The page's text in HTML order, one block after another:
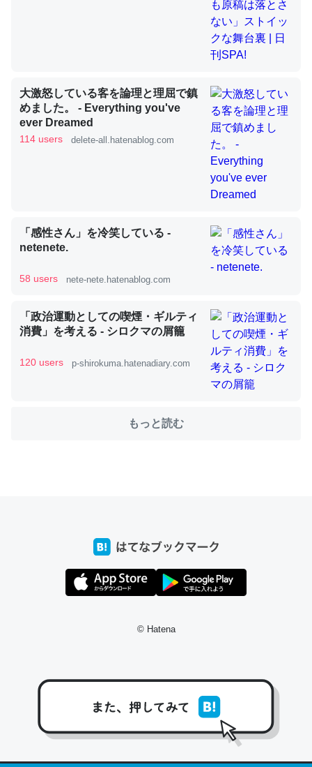
論文では「淡水はカルシウムも酸素も不足してて両方に不
利だから両方が拮抗してるのでは」とあって面白い。海に
いる鋏角類（カブトガニ・ウミグモ）はカルシウムを使わ
─ニュース :: 【研究発表】昆虫学の大問題＝「昆虫はなぜ海にいな
いのか」に関する新仮説
これを元に考えるとカルシウムを大量に使う脊椎動物と貝
─ニュース :: 【研究発表】昆虫学の大問題＝「昆虫はなぜ海にいな
いのか」に関する新仮説
ウチもEchoを実家に置いて４年。でたまに覗いてる。ぼ
ちぼちRingも置こうかと画策中。あと、Googleマップで
位置情報を共有してる。電池残量や充電中かが分かるので
コミュニケーションが劇的に変化した｜tayorini by LIFULL介護
り時間を日数にすると1週間とかの人が多いそうだけど、
─たまにLINEするくらいだった遠方の父67歳と僕。ITツール導入で
コミュニケーションが劇的に変化した｜tayorini by LIFULL介護
私も3年前ぐらいに祖母の家に設置した。ポケットWifiみ
たいなのでネット環境作ったけどAlexaしか使わないので
回線代ほとんどかからないですよ。参考：
https://toyoshi.hatenablog.com/entry/2019/05/15/1805
大激怒している客を論理と理屈で鎮
めました。 - Everything you've
ever Dreamed
114 users delete-all.hatenablog.com
「感性さん」を冷笑している -
netenete.
58 users nete-nete.hatenablog.com
「政治運動としての喫煙・ギルティ
消費」を考える - シロクマの屑籠
120 users p-shirokuma.hatenadiary.com
もっと読む
© Hatena